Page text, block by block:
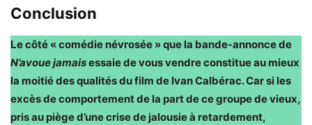
Conclusion
Le côté « comédie névrosée » que la bande-annonce de
N’avoue jamaisessaie de vous vendre constitue au mieux
la moitié des qualités du film de Ivan Calbérac. Car si les
excès de comportement de la part de ce groupe de vieux,
pris au piège d’une crise de jalousie à retardement,